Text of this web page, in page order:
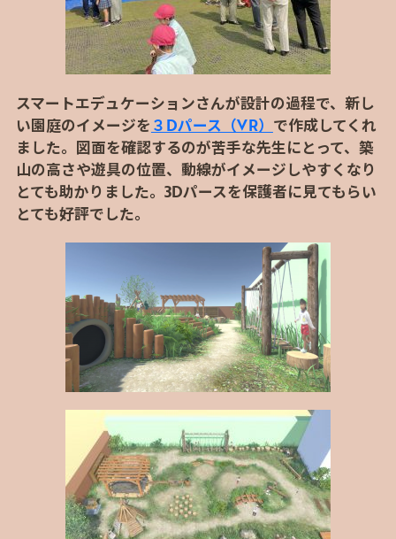
スマートエデュケーションさんが設計の過程で、新し
い園庭のイメージを ３Dパース（VR） で作成してくれ
ました。図面を確認するのが苦手な先生にとって、築
山の高さや遊具の位置、動線がイメージしやすくなり
とても助かりました。3Dパースを保護者に見てもらい
とても好評でした。